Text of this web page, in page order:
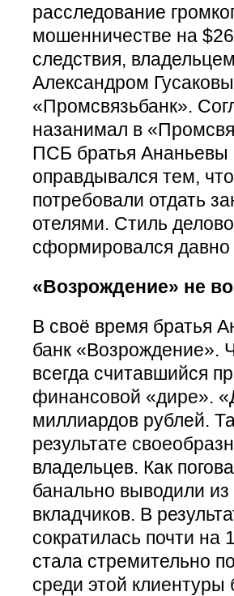
расследование
мошенничестве на
следствия,
Александром
«Промсвязьбанк».
назанимал в
ПСБ братья Ананьевы
оправдывался тем,
потребовали отдать
отелями. Стиль
сформировался давно
«Возрождение» не
В своё время братья
банк «Возрождение».
всегда считавшийся
финансовой «дире».
миллиардов рублей.
результате
владельцев. Как
банально выводили из
вкладчиков. В
сократилась почти на
стала стремительно
среди этой